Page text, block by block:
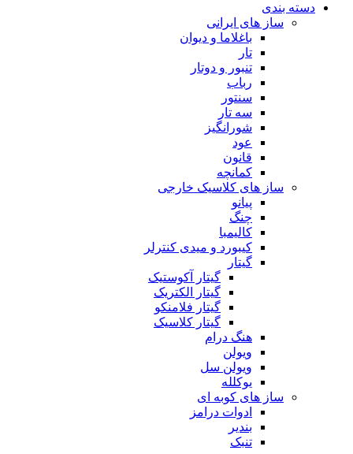
دسته بندی
ساز های ایرانی
باغلاما و دیوان
تار
تنبور و دوتار
رباب
سنتور
سه تار
شورانگیز
عود
قانون
کمانچه
ساز های کلاسیک خارجی
پیانو
چنگ
کالیمبا
کیبورد و میدی کنترلر
گیتار
گیتار آکوستیک
گیتار الکتریک
گیتار فلامنکو
گیتار کلاسیک
هنگ درام
ویولن
ویولن سل
یوکلله
ساز های کوبه ای
ادوات درامز
بندیر
تنبک